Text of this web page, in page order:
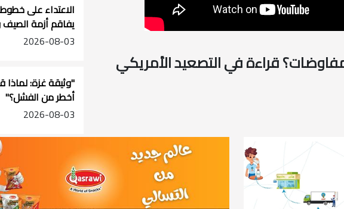
قراءة في التصعيد الأمريكي
الاعتداء على
يفاقم أزمة الصيف
في جنوب الضفة
2026-08-03
"وثيقة غزة: لماذا
أخطر من الفشل؟"
2026-08-03